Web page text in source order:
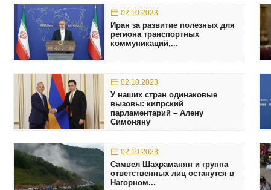
02.10.2023
Иран за развитие полезных для
региона транспортных
коммуникаций,...
02.10.2023
У наших стран одинаковые
вызовы: кипрский
парламентарий – Алену
Симоняну
02.10.2023
Самвел Шахраманян и группа
ответственных лиц останутся в
Нагорном...